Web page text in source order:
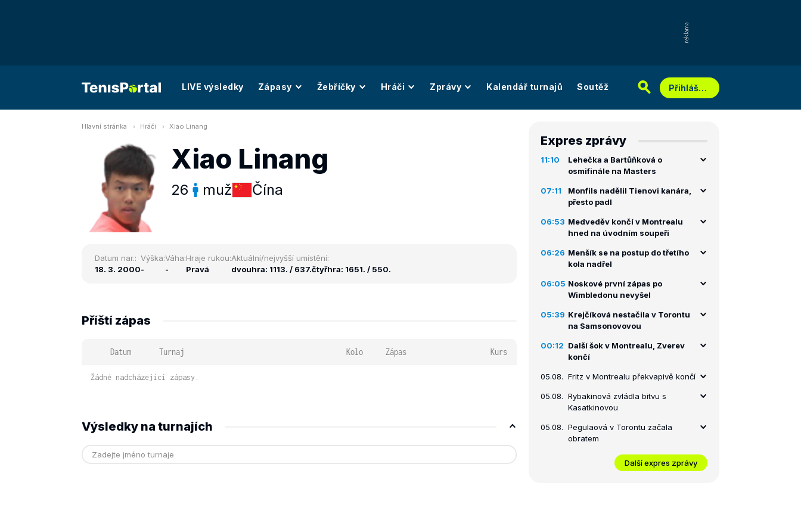
LIVE výsledky Zápasy Žebříčky Hráči Zprávy Kalendář turnajů Soutěž Přihlášení
Hlavní stránka Hráči Xiao Linang
Xiao Linang
26 muž Čína
Datum nar.:
18. 3. 2000
Výška:
-
Váha:
-
Hraje rukou:
Pravá
Aktuální/nejvyšší umístění:
dvouhra: 1113. / 637.čtyřhra: 1651. / 550.
Příští zápas
Datum Turnaj Kolo Zápas Kurs
Žádné nadcházející zápasy.
Výsledky na turnajích
Expres zprávy
11:10
Lehečka a Bartůňková o
osmifinále na Masters
07:11
Monfils nadělil Tienovi kanára,
přesto padl
06:53 Medveděv končí v Montrealu
hned na úvodním soupeři
06:26 Menšík se na postup do třetího
kola nadřel
06:05 Noskové první zápas po
Wimbledonu nevyšel
05:39 Krejčíková nestačila v Torontu
na Samsonovovou
00:12 Další šok v Montrealu, Zverev
končí
05.08. Fritz v Montrealu překvapivě končí
05.08. Rybakinová zvládla bitvu s
Kasatkinovou
05.08. Pegulaová v Torontu začala
obratem
Další expres zprávy